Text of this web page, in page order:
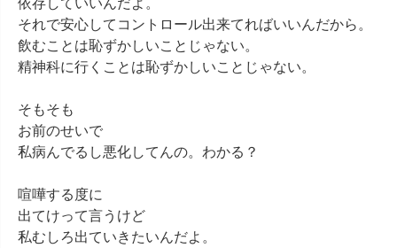
依存していいんだよ。
それで安心してコントロール出来てればいいんだから。
飲むことは恥ずかしいことじゃない。
精神科に行くことは恥ずかしいことじゃない。
そもそも
お前のせいで
私病んでるし悪化してんの。わかる？
喧嘩する度に
出てけって言うけど
私むしろ出ていきたいんだよ。